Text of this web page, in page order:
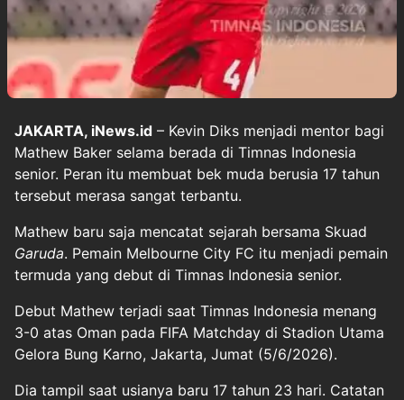
JAKARTA, iNews.id – Kevin Diks menjadi mentor bagi
Mathew Baker selama berada di Timnas Indonesia
senior. Peran itu membuat bek muda berusia 17 tahun
tersebut merasa sangat terbantu.
Mathew baru saja mencatat sejarah bersama Skuad
Garuda. Pemain Melbourne City FC itu menjadi pemain
termuda yang debut di Timnas Indonesia senior.
Debut Mathew terjadi saat Timnas Indonesia menang
3-0 atas Oman pada FIFA Matchday di Stadion Utama
Gelora Bung Karno, Jakarta, Jumat (5/6/2026).
Dia tampil saat usianya baru 17 tahun 23 hari. Catatan